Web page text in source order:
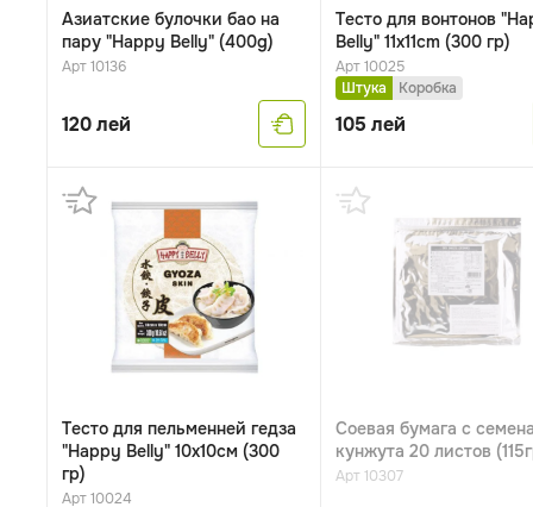
Азиатские булочки бао на
пару "Happy Belly" (400g)
Арт 10136
120лей
Tесто для вонтонов
Belly" 11x11cm (300 гр)
Арт 10025
Штука
Коробка
105 лей
Tесто для пельменней гедза
"Happy Belly" 10x10см (300
гр)
Арт 10024
Соевая бумага с
кунжута 20 листов
Арт 10307